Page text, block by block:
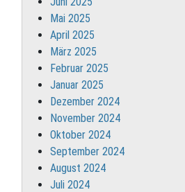
Mai 2025
April 2025
März 2025
Februar 2025
Januar 2025
Dezember 2024
November 2024
Oktober 2024
September 2024
August 2024
Juli 2024